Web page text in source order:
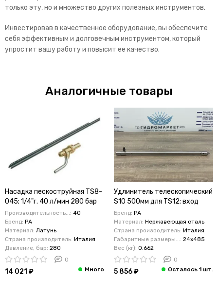
только эту, но и множество других полезных инструментов.
Инвестировав в качественное оборудование, вы обеспечите
себя эффективным и долговечным инструментом, который
упростит вашу работу и повысит ее качество.
Аналогичные товары
Насадка пескоструйная TS8-
045; 1/4"г. 40 л/мин 280 бар
Производительность...: 40
Бренд: PA
Материал: Латунь
Страна производитель: Италия
Давление, бар: 280
0
14 021 ₽
Удлинитель телескопический
S10 500мм для TS12; вход
21мм.
Бренд: PA
Материал: Нержавеющая сталь
Страна производитель: Италия
Габаритные размеры...: 24x485
Вес (кг): 0.662
0
5 856 ₽